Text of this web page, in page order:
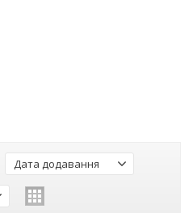
Дата додавання